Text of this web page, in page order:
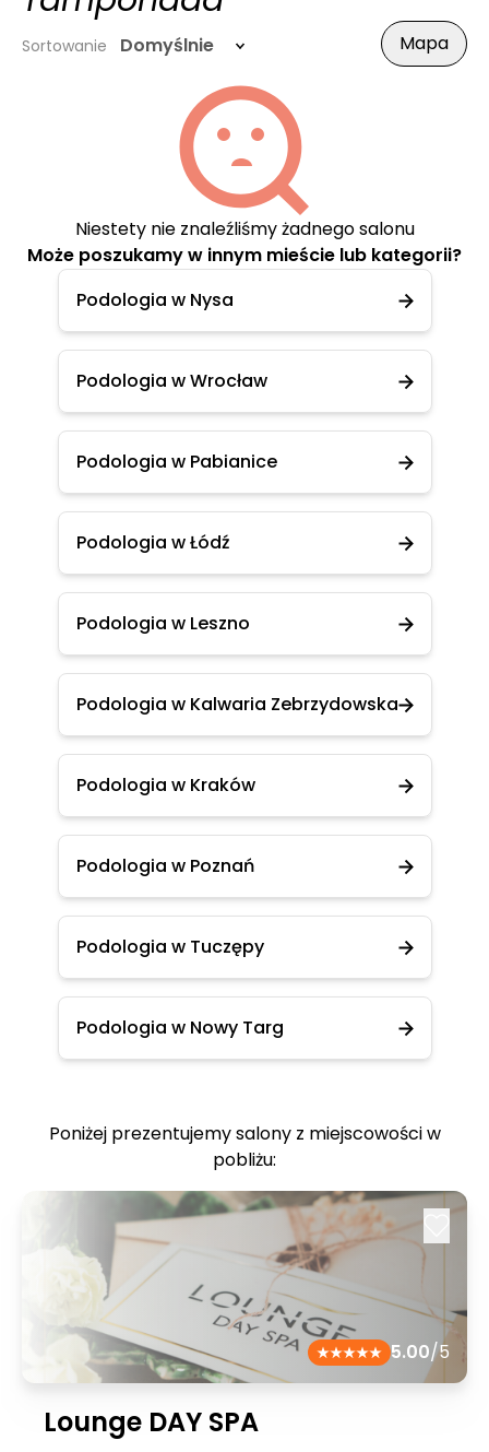
Sortowanie Domyślnie Mapa
Niestety nie znaleźliśmy żadnego salonu
Może poszukamy w innym mieście lub kategorii?
Podologia w Nysa
Podologia w Wrocław
Podologia w Pabianice
Podologia w Łódź
Podologia w Leszno
Podologia w Kalwaria Zebrzydowska
Podologia w Kraków
Podologia w Poznań
Podologia w Tuczępy
Podologia w Nowy Targ
Poniżej prezentujemy salony z miejscowości w
pobliżu:
5.00/5
Lounge DAY SPA